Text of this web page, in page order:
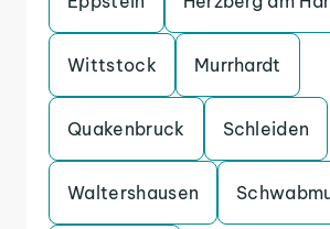
Wittstock Murrhardt
Quakenbruck Schleiden
Waltershausen